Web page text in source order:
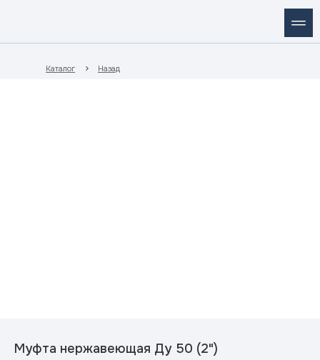
Каталог Назад
Муфта нержавеющая Ду 50 (2")